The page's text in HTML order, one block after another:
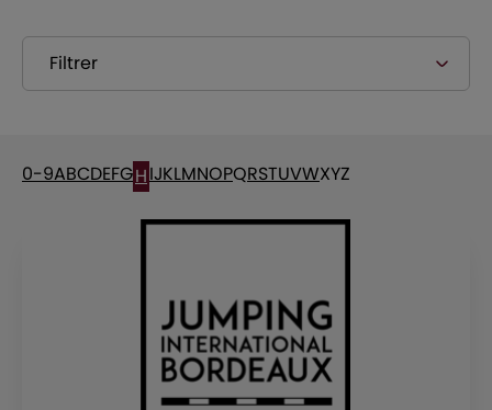
Filtrer
0-9ABCDEFGHIJKLMNOPQRSTUVWXYZ